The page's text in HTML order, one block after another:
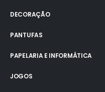
DECORAÇÃO
PANTUFAS
PAPELARIA E INFORMÁTICA
JOGOS